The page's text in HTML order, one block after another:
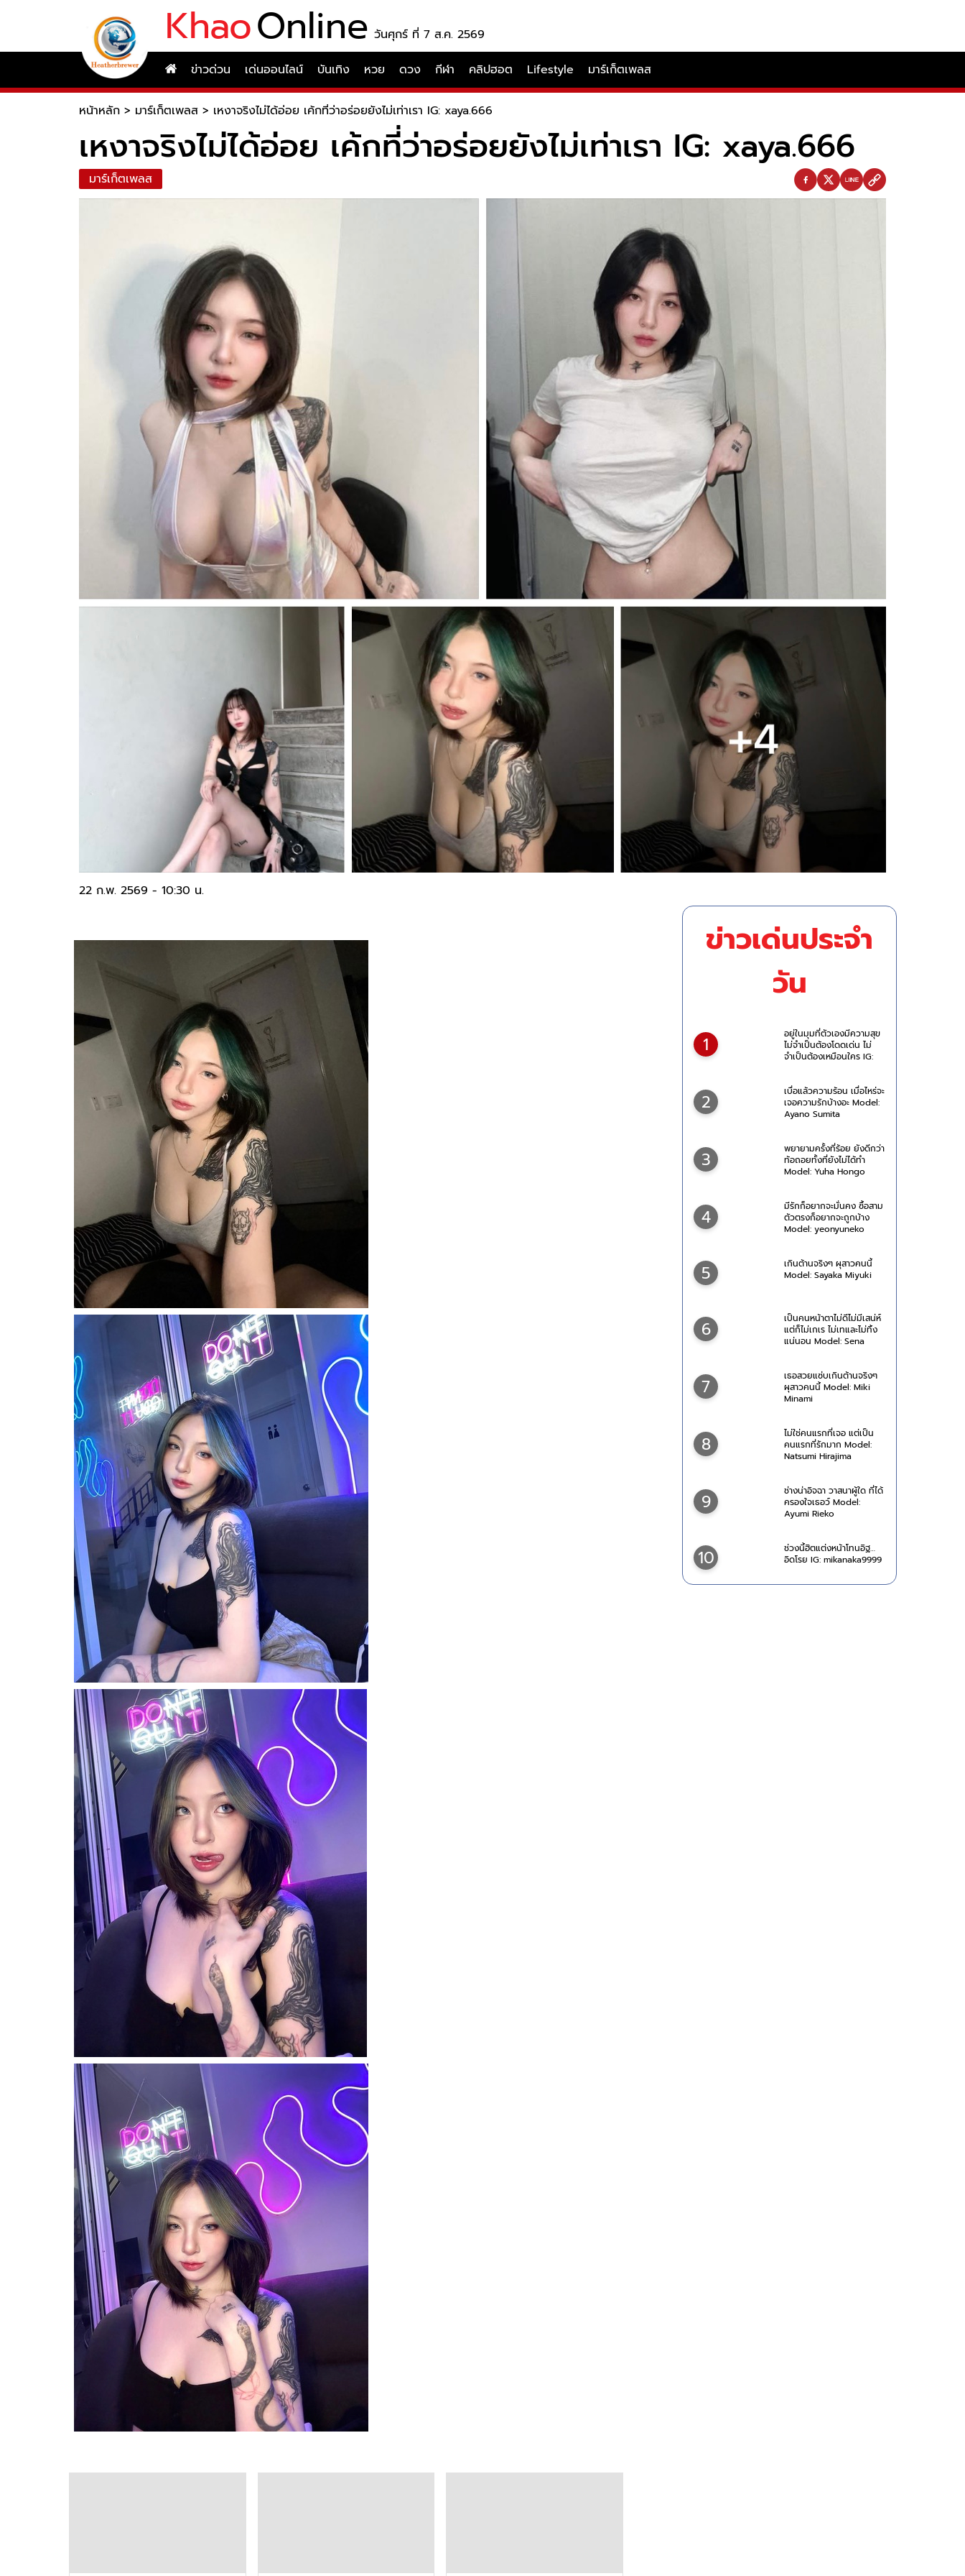
KhaoOnline วันศุกร์ ที่ 7 ส.ค. 2569
ข่าวด่วน เด่นออนไลน์ บันเทิง หวย ดวง กีฬา คลิปฮอต Lifestyle มาร์เก็ตเพลส
หน้าหลัก > มาร์เก็ตเพลส > เหงาจริงไม่ได้อ่อย เค้กที่ว่าอร่อยยังไม่เท่าเรา IG: xaya.666
เหงาจริงไม่ได้อ่อย เค้กที่ว่าอร่อยยังไม่เท่าเรา IG: xaya.666
มาร์เก็ตเพลส
22 ก.พ. 2569 - 10:30 น.
ข่าวเด่นประจำ
วัน
1
อยู่ในมุมที่ตัวเองมีความสุข
ไม่จำเป็นต้องโดดเด่น ไม่
จำเป็นต้องเหมือนใคร IG:
2
เบื่อแล้วความร้อน เมื่อไหร่จะ
เจอความรักบ้างอะ Model:
Ayano Sumita
3
พยายามครั้งที่ร้อย ยังดีกว่า
ท้อถอยทั้งที่ยังไม่ได้ทำ
Model: Yuha Hongo
4
มีรักก็อยากจะมั่นคง ซื้อสาม
ตัวตรงก็อยากจะถูกบ้าง
Model: yeonyuneko
5
เกินต้านจริงๆ ผุสาวคนนี้
Model: Sayaka Miyuki
6
เป็นคนหน้าตาไม่ดีไม่มีเสน่ห์
แต่ก็ไม่เกเร ไม่เทและไม่ทิ้ง
แน่นอน Model: Sena
7
เธอสวยแซ่บเกินต้านจริงๆ
ผุสาวคนนี้ Model: Miki
Minami
8
ไม่ใช่คนแรกที่เจอ แต่เป็น
คนแรกที่รักมาก Model:
Natsumi Hirajima
9
ช่างน่าอิจฉา วาสนาผู้ใด ที่ได้
ครองใจเธอว์ Model:
Ayumi Rieko
10
ช่วงนี้ฮิตแต่งหน้าโทนอิฐ…
อิดโรย IG: mikanaka9999